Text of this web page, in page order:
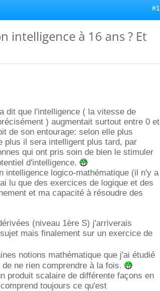
#1
intelligence à 16 ans ? Et
dit que l'intelligence ( la vitesse de
) augmentait surtout entre 0 et
de son entourage: selon elle plus
plus il sera intelligent plus tard, par
qui ont pris soin de bien le stimuler
d'intelligence.
intelligence logico-mathématique (il n'y a
lu que des exercices de logique et des
et ma capacité à résoudre des
(niveau 1ère S) j'arriverais
mais finalement sur un exercice de
notions mathématique que j'ai étudié
ne rien comprendre à la fois.
produit scalaire de différente façons en
toujours ce qu'est